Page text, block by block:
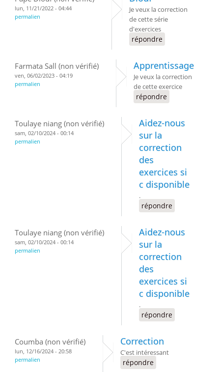
lun, 11/21/2022 - 04:44
permalien
Je veux la correction
de cette série
d'exercices
répondre
Farmata Sall (non vérifié)
ven, 06/02/2023 - 04:19
permalien
Apprentissage
Je veux la correction
de cette exercice
répondre
Toulaye niang (non vérifié)
sam, 02/10/2024 - 00:14
permalien
Aidez-nous
sur la
correction
des
exercices si
c disponible
.
répondre
Toulaye niang (non vérifié)
sam, 02/10/2024 - 00:14
permalien
Aidez-nous
sur la
correction
des
exercices si
c disponible
.
répondre
Coumba (non vérifié)
lun, 12/16/2024 - 20:58
permalien
Correction
C'est intéressant
répondre